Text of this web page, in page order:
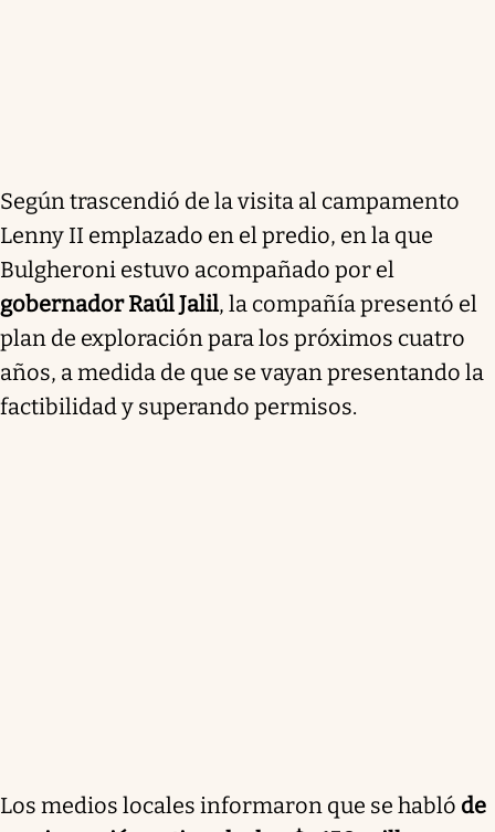
Según trascendió de la visita al campamento
Lenny II emplazado en el predio, en la que
Bulgheroni estuvo acompañado por el
gobernador Raúl Jalil, la compañía presentó el
plan de exploración para los próximos cuatro
años, a medida de que se vayan presentando la
factibilidad y superando permisos.
Los medios locales informaron que se habló de